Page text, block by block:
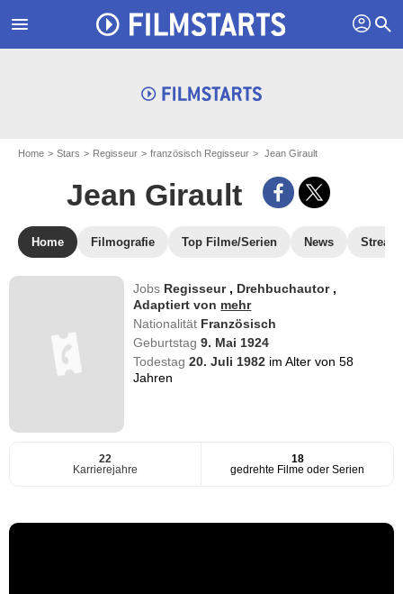
menu profil search
Home Stars Regisseur französisch Regisseur Jean Girault
Jean Girault
Home Filmografie Top Filme/Serien News
Jobs Regisseur , Drehbuchautor ,
Adaptiert von mehr
Nationalität Französisch
Geburtstag9. Mai 1924
Todestag20. Juli 1982 im Alter von 58
Jahren
22
Karrierejahre
18
gedrehte Filme oder Serien